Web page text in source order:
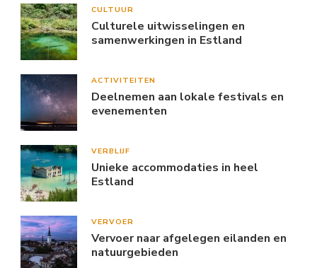
CULTUUR
Culturele uitwisselingen en
samenwerkingen in Estland
ACTIVITEITEN
Deelnemen aan lokale festivals en
evenementen
VERBLIJF
Unieke accommodaties in heel
Estland
VERVOER
Vervoer naar afgelegen eilanden en
natuurgebieden